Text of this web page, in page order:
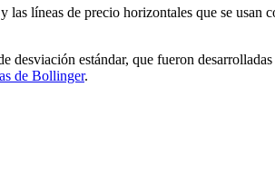
líneas de precio horizontales que se usan
desviación estándar, que fueron
de Bollinger.